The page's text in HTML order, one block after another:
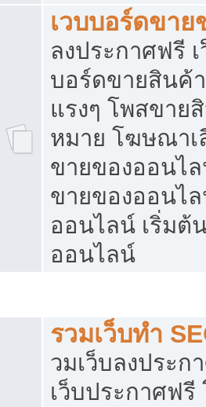
เวบบอร์ดขา
ลงประกาศฟรี
บอร์ดขายสินค้
แรงๆ โพสขาย
หมาย โฆษณาเ
ขายของออนไ
ขายของออนไ
ออนไลน์ เริ่มต้
ออนไลน์
รวมเว็บทำ
วมเว็บลงประก
เว็บประกาศฟ